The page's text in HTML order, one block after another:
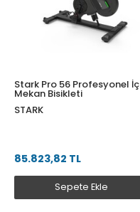
Stark Pro 56 Profesyonel İç
Mekan Bisikleti
STARK
85.823,82 TL
Sepete Ekle